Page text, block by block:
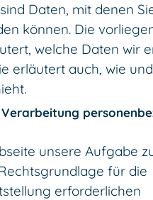
Daten, mit denen
können. Die
welche Daten wir
erläutert auch, wie
unsere Aufgabe
für die
erforderlichen